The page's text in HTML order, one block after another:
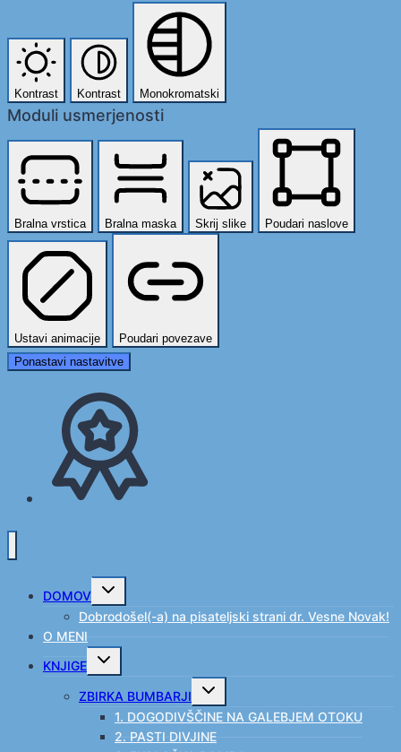
Kontrast Kontrast Monokromatski
Moduli usmerjenosti
Bralna vrstica Bralna maska Skrij slike Poudari naslove
Ustavi animacije
Poudari povezave
Ponastavi nastavitve
DOMOV
Toggle
child
menu
Dobrodošel(-a) na pisateljski strani dr. Vesne Novak!
O MENI
KNJIGE
Toggle
child
ZBIRKA BUMBARJI
Toggle
child
menu
1. DOGODIVŠČINE NA GALEBJEM OTOKU
2. PASTI DIVJINE